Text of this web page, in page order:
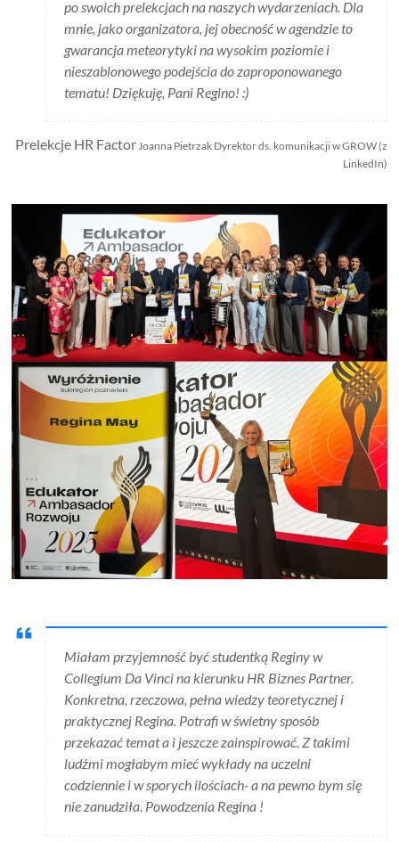
po swoich prelekcjach na naszych wydarzeniach. Dla
mnie, jako organizatora, jej obecność w agendzie to
gwarancja meteorytyki na wysokim poziomie i
nieszablonowego podejścia do zaproponowanego
tematu! Dziękuję, Pani Regino! :)
Prelekcje HR FactorJoanna Pietrzak Dyrektor ds. komunikacji w GROW (z
LinkedIn)
Miałam przyjemność być studentką Reginy w
Collegium Da Vinci na kierunku HR Biznes Partner.
Konkretna, rzeczowa, pełna wiedzy teoretycznej i
praktycznej Regina. Potrafi w świetny sposób
przekazać temat a i jeszcze zainspirować. Z takimi
ludźmi mogłabym mieć wykłady na uczelni
codziennie i w sporych ilościach- a na pewno bym się
nie zanudziła. Powodzenia Regina !